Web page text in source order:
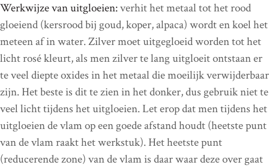
Werkwijze van uitgloeien:verhit het metaal tot het rood
gloeiend (kersrood bij goud, koper, alpaca) wordt en koel het
meteen af in water. Zilver moet uitgegloeid worden tot het
licht rosé kleurt, als men zilver te lang uitgloeit ontstaan er
te veel diepte oxides in het metaal die moeilijk verwijderbaar
zijn. Het beste is dit te zien in het donker, dus gebruik niet te
veel licht tijdens het uitgloeien. Let erop dat men tijdens het
uitgloeien de vlam op een goede afstand houdt (heetste punt
van de vlam raakt het werkstuk). Het heetste punt
(reducerende zone) van de vlam is daar waar deze over gaat